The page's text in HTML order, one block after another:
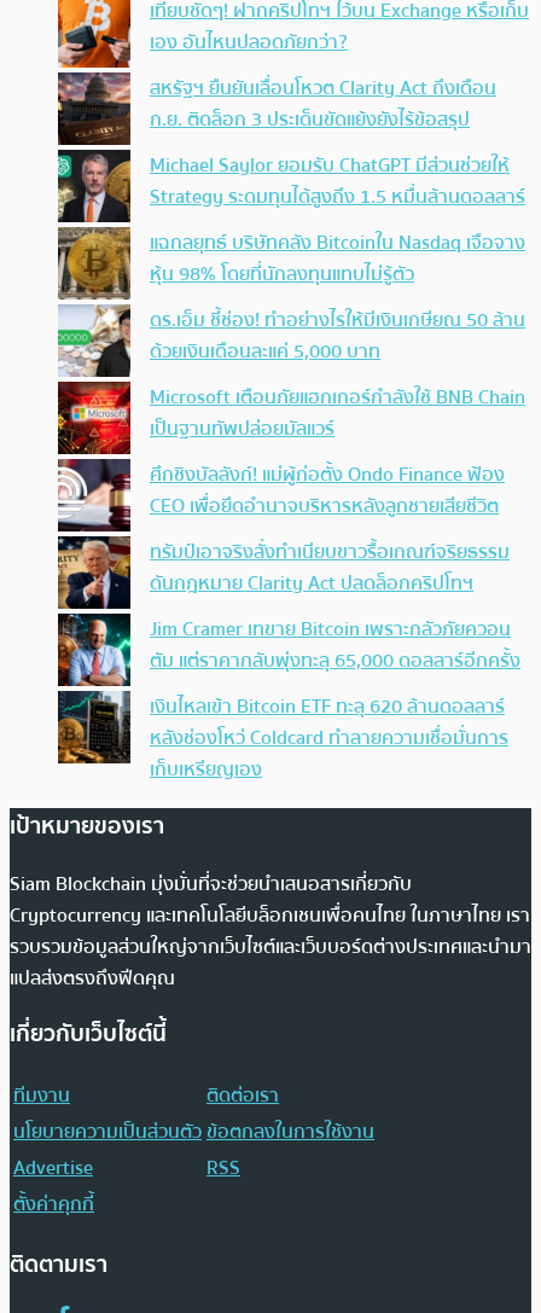
เทียบชัดๆ! ฝากคริปโทฯ ไว้บน Exchange หรือเก็บ
เอง อันไหนปลอดภัยกว่า?
สหรัฐฯ ยืนยันเลื่อนโหวต Clarity Act ถึงเดือน
ก.ย. ติดล็อก 3 ประเด็นขัดแย้งยังไร้ข้อสรุป
Michael Saylor ยอมรับ ChatGPT มีส่วนช่วยให้
Strategy ระดมทุนได้สูงถึง 1.5 หมื่นล้านดอลลาร์
แฉกลยุทธ์ บริษัทคลัง Bitcoinใน Nasdaq เจือจาง
หุ้น 98% โดยที่นักลงทุนแทบไม่รู้ตัว
ดร.เอ็ม ชี้ช่อง! ทำอย่างไรให้มีเงินเกษียณ 50 ล้าน
ด้วยเงินเดือนละแค่ 5,000 บาท
Microsoft เตือนภัยแฮกเกอร์กำลังใช้ BNB Chain
เป็นฐานทัพปล่อยมัลแวร์
ศึกชิงบัลลังก์! แม่ผู้ก่อตั้ง Ondo Finance ฟ้อง
CEO เพื่อยึดอำนาจบริหารหลังลูกชายเสียชีวิต
ทรัมป์เอาจริง สั่งทำเนียบขาวรื้อเกณฑ์จริยธรรม
ดันกฎหมาย Clarity Act ปลดล็อกคริปโทฯ
Jim Cramer เทขาย Bitcoin เพราะกลัวภัยควอน
ตัม แต่ราคากลับพุ่งทะลุ 65,000 ดอลลาร์อีกครั้ง
เงินไหลเข้า Bitcoin ETF ทะลุ 620 ล้านดอลลาร์
หลังช่องโหว่ Coldcard ทำลายความเชื่อมั่นการ
เก็บเหรียญเอง
เป้าหมายของเรา
Siam Blockchain มุ่งมั่นที่จะช่วยนำเสนอสารเกี่ยวกับ
Cryptocurrency และเทคโนโลยีบล็อกเชนเพื่อคนไทย ในภาษาไทย เรา
รวบรวมข้อมูลส่วนใหญ่จากเว็บไซต์และเว็บบอร์ดต่างประเทศและนำมา
แปลส่งตรงถึงฟีดคุณ
เกี่ยวกับเว็บไซต์นี้
ทีมงาน
ติดต่อเรา
นโยบายความเป็นส่วนตัวข้อตกลงในการใช้งาน
Advertise
RSS
ตั้งค่าคุกกี้
ติดตามเรา